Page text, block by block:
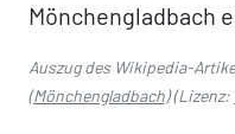
Mönchengladbach
Auszug des Wikipedia-
(Mönchengladbach)(Lizenz: